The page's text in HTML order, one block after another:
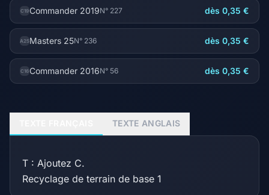
C19Commander 2019N° 227 dès 0,35 €
A25Masters 25N° 236 dès 0,35 €
C16Commander 2016N° 56 dès 0,35 €
TEXTE ANGLAIS
T : Ajoutez C.
Recyclage de terrain de base 1